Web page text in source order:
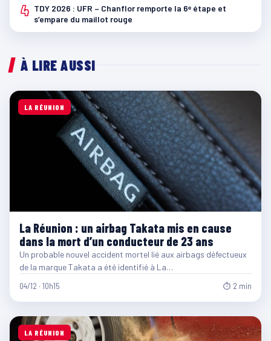
4 TDY 2026 : UFR – Chanflor remporte la 6ᵉ étape et
s’empare du maillot rouge
À LIRE AUSSI
LA RÉUNION
La Réunion : un airbag Takata mis en cause
dans la mort d’un conducteur de 23 ans
Un probable nouvel accident mortel lié aux airbags défectueux
de la marque Takata a été identifié à La…
04/12 · 10h15 ⏱ 2 min
LA RÉUNION